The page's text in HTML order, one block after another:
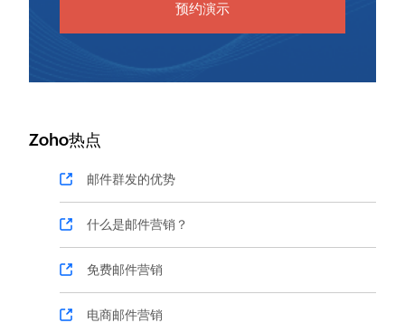
预约演示
Zoho热点
邮件群发的优势
什么是邮件营销？
免费邮件营销
电商邮件营销